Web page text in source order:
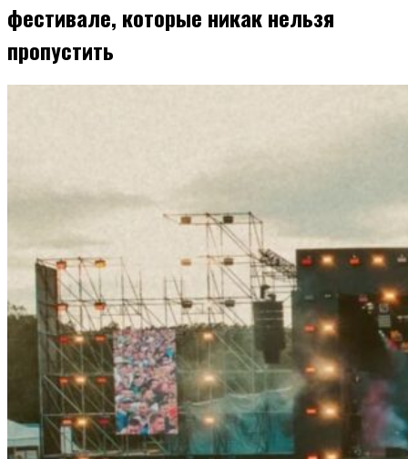
фестивале, которые никак нельзя
пропустить